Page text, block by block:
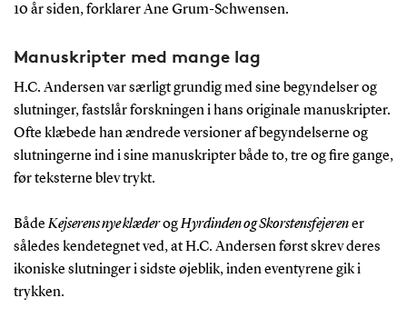
10 år siden, forklarer Ane Grum-Schwensen.
Manuskripter med mange lag
H.C. Andersen var særligt grundig med sine begyndelser og
slutninger, fastslår forskningen i hans originale manuskripter.
Ofte klæbede han ændrede versioner af begyndelserne og
slutningerne ind i sine manuskripter både to, tre og fire gange,
før teksterne blev trykt.
BådeKejserens nye klæderogHyrdinden og Skorstensfejerener
således kendetegnet ved, at H.C. Andersen først skrev deres
ikoniske slutninger i sidste øjeblik, inden eventyrene gik i
trykken.